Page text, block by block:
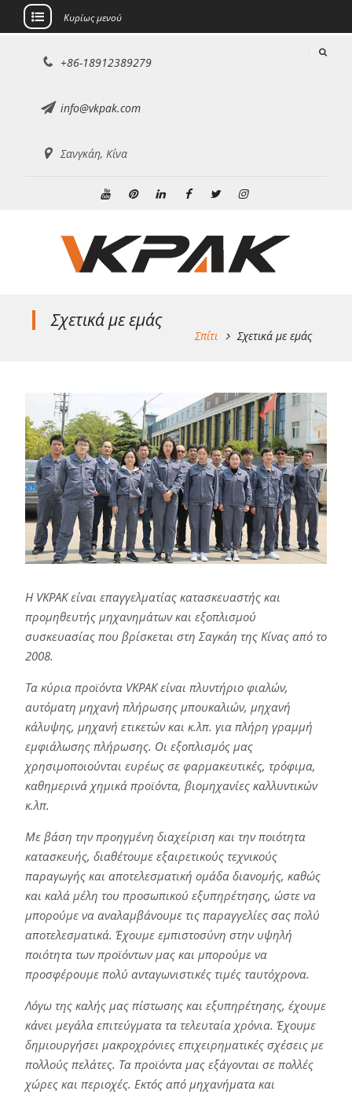
Κυρίως μενού
+86-18912389279
info@vkpak.com
Σανγκάη, Κίνα
Σχετικά με εμάς
Σπίτι Σχετικά με εμάς
Η VKPAK είναι επαγγελματίας κατασκευαστής και
προμηθευτής μηχανημάτων και εξοπλισμού
συσκευασίας που βρίσκεται στη Σαγκάη της Κίνας από το
2008.
Τα κύρια προϊόντα VKPAK είναι πλυντήριο φιαλών,
αυτόματη μηχανή πλήρωσης μπουκαλιών, μηχανή
κάλυψης, μηχανή ετικετών και κ.λπ. για πλήρη γραμμή
εμφιάλωσης πλήρωσης. Οι εξοπλισμός μας
χρησιμοποιούνται ευρέως σε φαρμακευτικές, τρόφιμα,
καθημερινά χημικά προϊόντα, βιομηχανίες καλλυντικών
κ.λπ.
Με βάση την προηγμένη διαχείριση και την ποιότητα
κατασκευής, διαθέτουμε εξαιρετικούς τεχνικούς
παραγωγής και αποτελεσματική ομάδα διανομής, καθώς
και καλά μέλη του προσωπικού εξυπηρέτησης, ώστε να
μπορούμε να αναλαμβάνουμε τις παραγγελίες σας πολύ
αποτελεσματικά. Έχουμε εμπιστοσύνη στην υψηλή
ποιότητα των προϊόντων μας και μπορούμε να
προσφέρουμε πολύ ανταγωνιστικές τιμές ταυτόχρονα.
Λόγω της καλής μας πίστωσης και εξυπηρέτησης, έχουμε
κάνει μεγάλα επιτεύγματα τα τελευταία χρόνια. Έχουμε
δημιουργήσει μακροχρόνιες επιχειρηματικές σχέσεις με
πολλούς πελάτες. Τα προϊόντα μας εξάγονται σε πολλές
χώρες και περιοχές. Εκτός από μηχανήματα και